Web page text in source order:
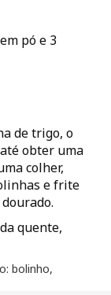
pó e 3
de trigo, o
obter uma
colher,
e frite
quente,
bolinho,